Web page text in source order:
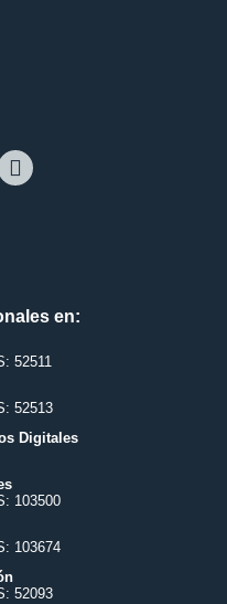
en:
52511
52513
Digitales
103500
103674
52093